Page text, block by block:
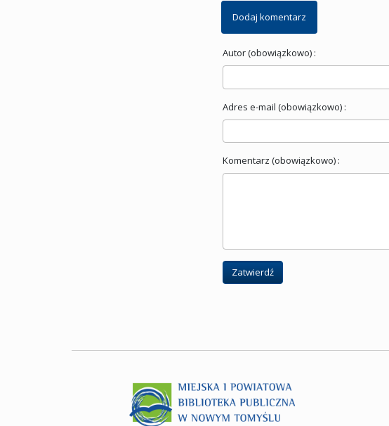
Dodaj komentarz
Autor (obowiązkowo) :
Adres e-mail (obowiązkowo) :
Komentarz (obowiązkowo) :
Zatwierdź